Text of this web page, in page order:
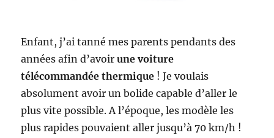
Enfant, j’ai tanné mes parents pendants des
années afin d’avoirune voiture
télécommandée thermique ! Je voulais
absolument avoir un bolide capable d’aller le
plus vite possible. A l’époque, les modèle les
plus rapides pouvaient aller jusqu’à 70 km/h !